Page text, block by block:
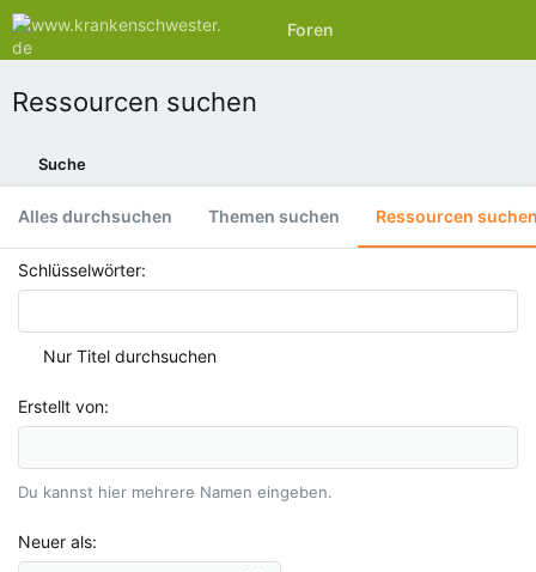
Foren
Ressourcen suchen
Suche
Alles durchsuchen Themen suchen Ressourcen
Schlüsselwörter
Nur Titel durchsuchen
Erstellt von
Du kannst hier mehrere Namen eingeben.
Neuer als